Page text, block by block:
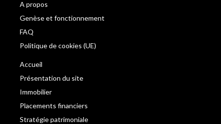
A propos
Genèse et fonctionnement
FAQ
Politique de cookies (UE)
Accueil
Présentation du site
Immobilier
Placements financiers
Stratégie patrimoniale